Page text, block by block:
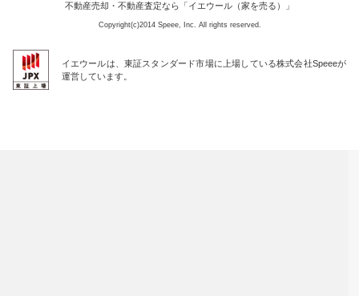
不動産売却・不動産査定なら「イエウール（家を売る）」
Copyright(c)2014 Speee, Inc. All rights reserved.
イエウールは、東証スタンダード市場に上場している株式会社Speeeが
運営しています。